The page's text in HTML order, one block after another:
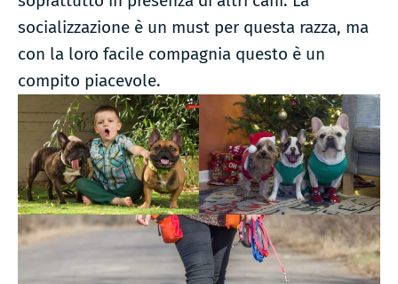
socializzazione è un must per questa razza, ma
con la loro facile compagnia questo è un
compito piacevole.